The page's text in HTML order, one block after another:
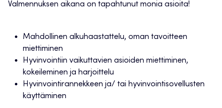
Valmennuksen aikana on tapahtunut monia asioita!
Mahdollinen alkuhaastattelu, oman tavoitteen
miettiminen
Hyvinvointiin vaikuttavien asioiden miettiminen,
kokeileminen ja harjoittelu
Hyvinvointirannekkeen ja/ tai hyvinvointisovellusten
käyttäminen